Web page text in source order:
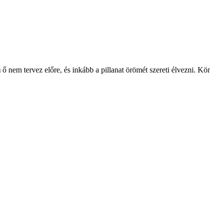
nem tervez előre, és inkább a pillanat örömét szereti élvezni.